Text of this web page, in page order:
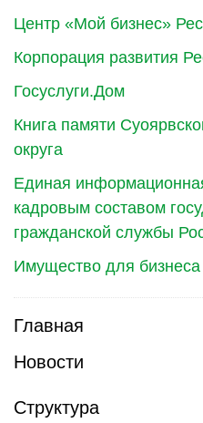
Центр «Мой бизнес»
Корпорация развития
Госуслуги.Дом
Книга памяти
округа
Единая
кадровым составом
гражданской службы
Имущество для бизнеса
Главная
Новости
Структура